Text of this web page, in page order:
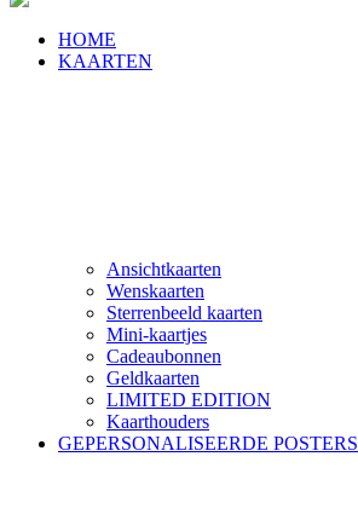
HOME
KAARTEN
Ansichtkaarten
Wenskaarten
Sterrenbeeld kaarten
Mini-kaartjes
Cadeaubonnen
Geldkaarten
LIMITED EDITION
Kaarthouders
GEPERSONALISEERDE POSTERS